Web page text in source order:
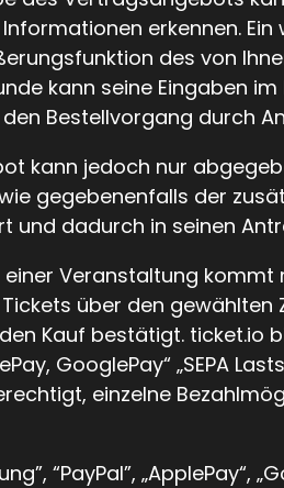
erkennen.
des von
kann seine Eingaben
Bestellvorgang durch
kann jedoch nur
gegebenenfalls der
und dadurch in seinen
Veranstaltung
über den
Kauf bestätigt. ticket.io
GooglePay“ „SEPA
einzelne
“PayPal”, „ApplePay“,